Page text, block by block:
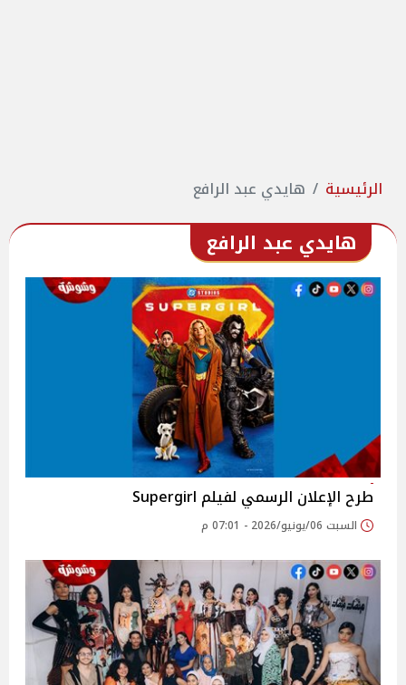
الرئيسية هايدي عبد الرافع
هايدي عبد الرافع
طرح الإعلان الرسمي لفيلم Supergirl
السبت 06/يونيو/2026 - 07:01 م